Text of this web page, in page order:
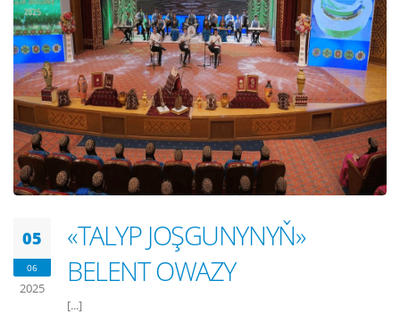
05
06
2025
«TALYP JOŞGUNYNYŇ»
BELENT OWAZY
[...]